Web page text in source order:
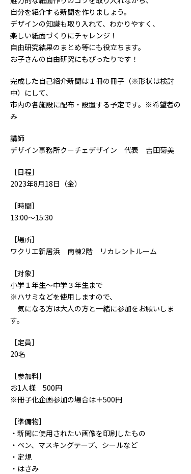
自分を紹介する新聞を作りましょう。
デザインの知識も取り入れて、わかりやすく、
楽しい紙面づくりにチャレンジ！
自由研究結果のまとめ等にも役立ちます。
お子さんの自由研究にもぴったりです！
完成した自己紹介新聞は１冊の冊子（※形状は検討
中）にして、
市内の各施設に配布・設置する予定です。※希望者の
み
講師
デザイン事務所クーチェデザイン 代表 吉田菊美
［日程］
2023年8月18日（金）
［時間］
13:00～15:30
［場所］
ワクリエ新居浜 南棟2階 リカレントルーム
［対象］
小学１年生～中学３年生まで
※ハサミなどを使用しますので、
気になる方は大人の方と一緒に参加をお願いしま
す。
［定員］
20名
［参加料］
お1人様 500円
※冊子化企画参加の場合は＋500円
［準備物］
・新聞に使用されたい画像を印刷したもの
・ペン、マスキングテープ、シールなど
・定規
・はさみ